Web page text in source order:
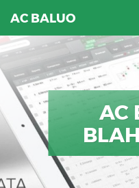
AC BALUO
AC